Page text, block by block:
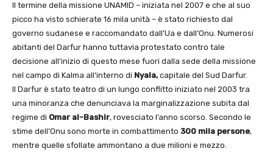
Il termine della missione UNAMID – iniziata nel 2007 e che al suo
picco ha visto schierate 16 mila unità – è stato richiesto dal
governo sudanese e raccomandato dall’Ua e dall’Onu. Numerosi
abitanti del Darfur hanno tuttavia protestato contro tale
decisione all’inizio di questo mese fuori dalla sede della missione
nel campo di Kalma all’interno di Nyala,capitale del Sud Darfur.
Il Darfur è stato teatro di un lungo conflitto iniziato nel 2003 tra
una minoranza che denunciava la marginalizzazione subita dal
regime di Omar al-Bashir, rovesciato l’anno scorso. Secondo le
stime dell’Onu sono morte in combattimento 300 mila persone,
mentre quelle sfollate ammontano a due milioni e mezzo.